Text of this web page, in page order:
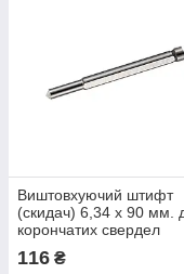
Виштовхуючий штифт
(скидач) 6,34 х 90 мм.
корончатих свердел
Weldon 19 (3/4") FS
F194002
116 ₴